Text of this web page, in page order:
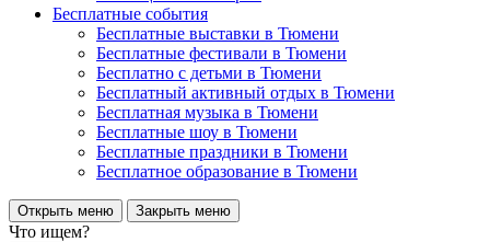
Бесплатные события
Бесплатные выставки в Тюмени
Бесплатные фестивали в Тюмени
Бесплатно с детьми в Тюмени
Бесплатный активный отдых в Тюмени
Бесплатная музыка в Тюмени
Бесплатные шоу в Тюмени
Бесплатные праздники в Тюмени
Бесплатное образование в Тюмени
Открыть меню Закрыть меню
Что ищем?